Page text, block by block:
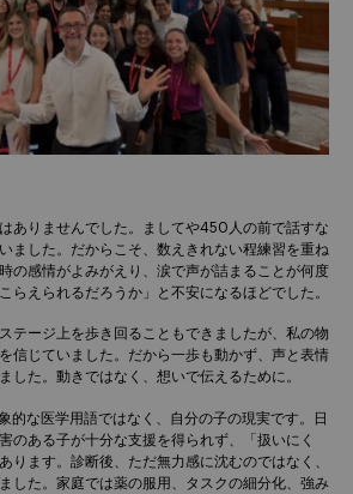
ありませんでした。ましてや450人の前で話すな
ました。だからこそ、数えきれない程練習を重ね
の感情がよみがえり、涙で声が詰まることが何度
らえられるだろうか」と不安になるほどでした。
テージ上を歩き回ることもできましたが、私の物
信じていました。だから一歩も動かず、声と表情
した。動きではなく、想いで伝えるために。
的な医学用語ではなく、自分の子の現実です。日
のある子が十分な支援を得られず、「扱いにく
ります。診断後、ただ無力感に沈むのではなく、
した。家庭では薬の服用、タスクの細分化、強み